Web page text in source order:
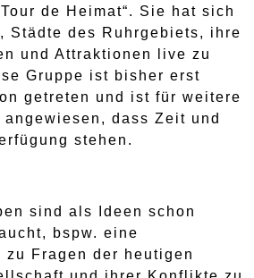
de Heimat“. Sie hat sich
Städte des Ruhrgebiets, ihre
und Attraktionen live zu
Gruppe ist bisher erst
getreten und ist für weitere
angewiesen, dass Zeit und
stehen.
sind als Ideen schon
bspw. eine
zu Fragen der heutigen